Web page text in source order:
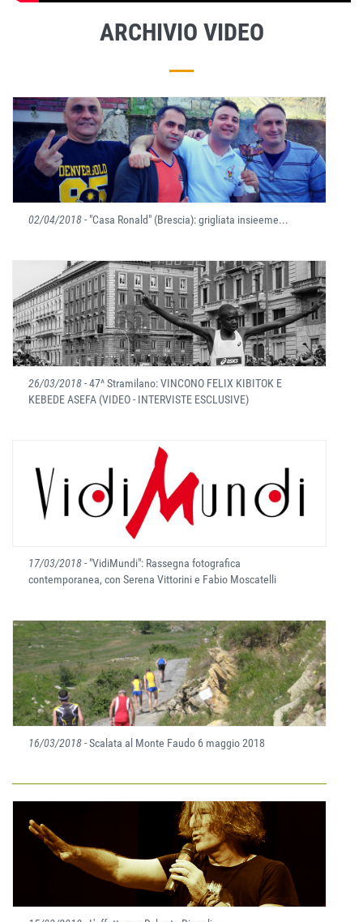
ARCHIVIO VIDEO
02/04/2018- "Casa Ronald" (Brescia): grigliata insieeme...
26/03/2018- 47^ Stramilano: VINCONO FELIX KIBITOK E
KEBEDE ASEFA (VIDEO - INTERVISTE ESCLUSIVE)
17/03/2018- "VidiMundi": Rassegna fotografica
contemporanea, con Serena Vittorini e Fabio Moscatelli
16/03/2018- Scalata al Monte Faudo 6 maggio 2018